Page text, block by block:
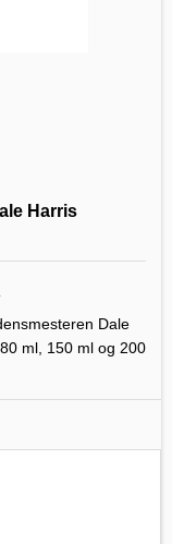
Harris
Dale
ml, 150 ml og 200